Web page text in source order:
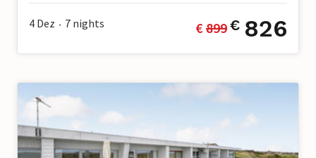
4 Dez • 7 nights € 899€ 826